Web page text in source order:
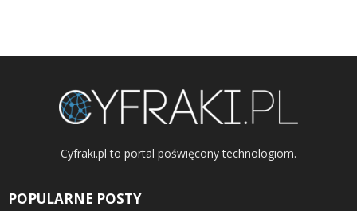
Cyfraki.pl to portal poświęcony technologiom.
POPULARNE POSTY